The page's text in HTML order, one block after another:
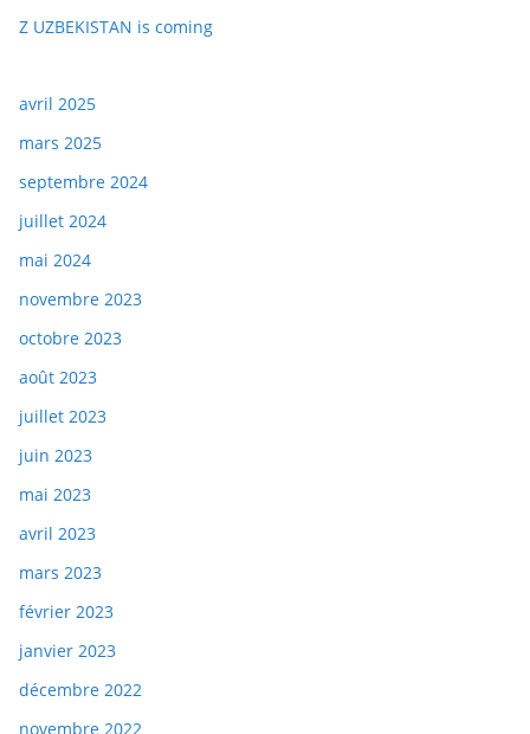
Z UZBEKISTAN is coming
avril 2025
mars 2025
septembre 2024
juillet 2024
mai 2024
novembre 2023
octobre 2023
août 2023
juillet 2023
juin 2023
mai 2023
avril 2023
mars 2023
février 2023
janvier 2023
décembre 2022
novembre 2022